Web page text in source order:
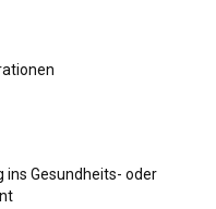
ins Gesundheits- oder